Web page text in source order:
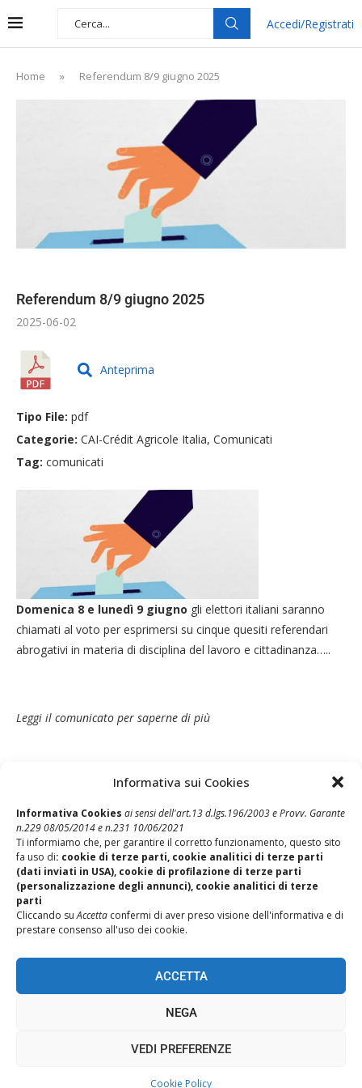
Informativa sui Cookies
Informativa Cookies ai sensi dell'art.13 d.lgs.196/2003 e Provv. Garante
n.229 08/05/2014 e n.231 10/06/2021
Ti informiamo che, per garantire il corretto funzionamento, questo sito
fa uso di: cookie di terze parti, cookie analitici di terze parti
(dati inviati in USA), cookie di profilazione di terze parti
(personalizzazione degli annunci), cookie analitici di terze
parti
Cliccando suAccetta confermi di aver preso visione dell'informativa e di
prestare consenso all'uso dei cookie.
ACCETTA
NEGA
VEDI PREFERENZE
Cookie Policy
Accedi/Registrati
Home » Referendum 8/9 giugno 2025
Referendum 8/9 giugno 2025
2025-06-02
Domenica 8 e lunedì 9 giugno gli elettori italiani saranno
chiamati al voto per esprimersi su cinque quesiti referendari
abrogativi in materia di disciplina del lavoro e cittadinanza…..
Leggi il comunicato per saperne di più
Anteprima
Tipo File: pdf
Categorie: CAI-Crédit Agricole Italia, Comunicati
Tag: comunicati
Post Precedente
Comunicato Unitario OO.SS. – Accordo Smart Working ed Easy
Learning
Post Successivo
CCNL del Credito: in arrivo la terza tranche di aumenti
contrattuali